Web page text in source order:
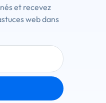
et recevez
web dans